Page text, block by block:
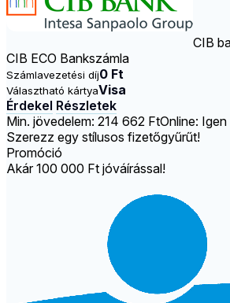
CIB
CIB ECO Bankszámla
Számlavezetési díj0 Ft
Választható kártyaVisa
Érdekel Részletek
Min. jövedelem: 214 662 FtOnline: Igen
Szerezz egy stílusos fizetőgyűrűt!
Promóció
Akár 100 000 Ft jóváírással!